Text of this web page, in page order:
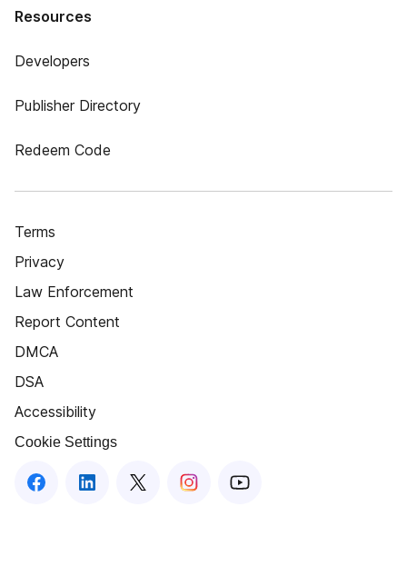
Resources
Developers
Publisher Directory
Redeem Code
Terms
Privacy
Law Enforcement
Report Content
DMCA
DSA
Accessibility
Cookie Settings